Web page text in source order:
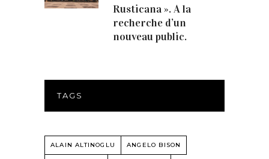
Rusticana ». A la
recherche d’un
nouveau public.
TAGS
ALAIN ALTINOGLU ANGELO BISON